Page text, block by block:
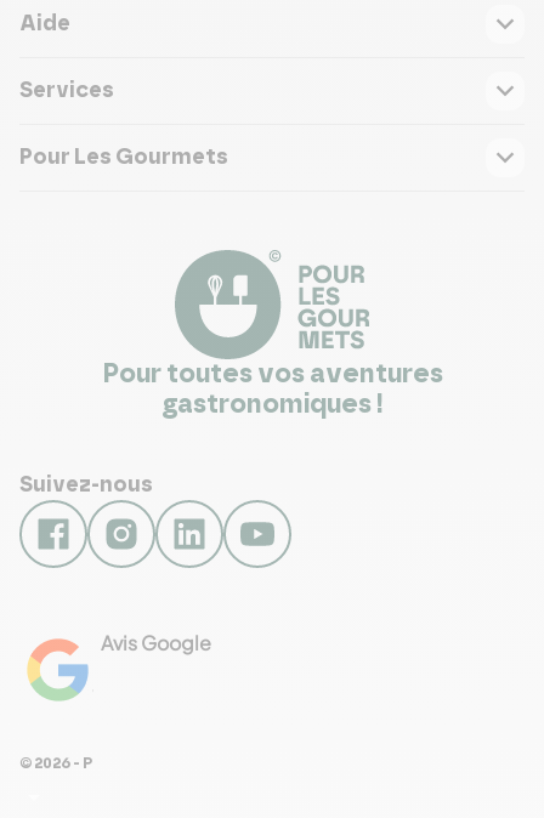
Aide
Services
Pour Les Gourmets
Pour toutes vos aventures
gastronomiques !
Suivez-nous
Avis Google
© 2026 - Pour Les Gourmets